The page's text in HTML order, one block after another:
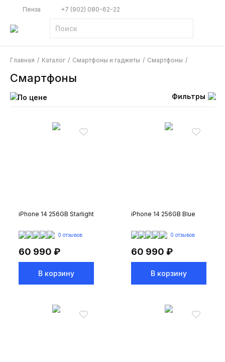
Пенза +7 (902) 080-62-22
Главная / Каталог / Смартфоны и гаджеты / Смартфоны /
Смартфоны
По цене Фильтры
iPhone 14 256GB Starlight
0 отзывов
60 990 ₽
В корзину
iPhone 14 256GB Blue
0 отзывов
60 990 ₽
В корзину